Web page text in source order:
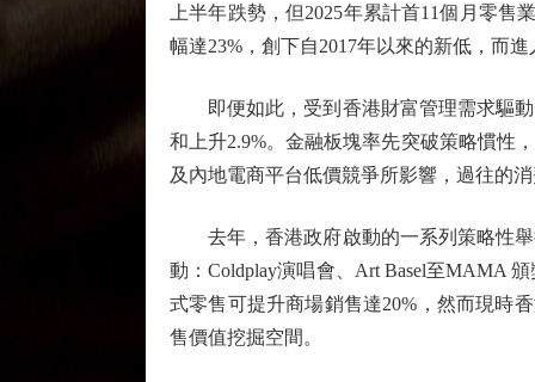
上半年跌勢，但2025年累計首11個月零售
幅達23%，創下自2017年以來的新低，而
即便如此，受到香港財富管理需求驅動
和上升2.9%。金融板塊率先突破策略慣性
及內地電商平台低價競爭所影響，過往的
去年，香港政府啟動的一系列策略性舉
動：Coldplay演唱會、Art Basel至MAMA
式零售可提升商場銷售達20%，然而現時
售價值挖掘空間。